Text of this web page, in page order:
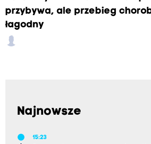
przybywa, ale przebieg
łagodny
Najnowsze
15:23